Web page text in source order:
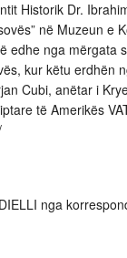
Historik Dr.
në Muzeun e
edhe nga mërgata
kur këtu erdhën
Cubi, anëtar i
të Amerikës
nga